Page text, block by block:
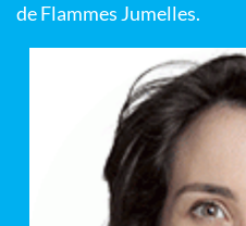
de Flammes Jumelles.